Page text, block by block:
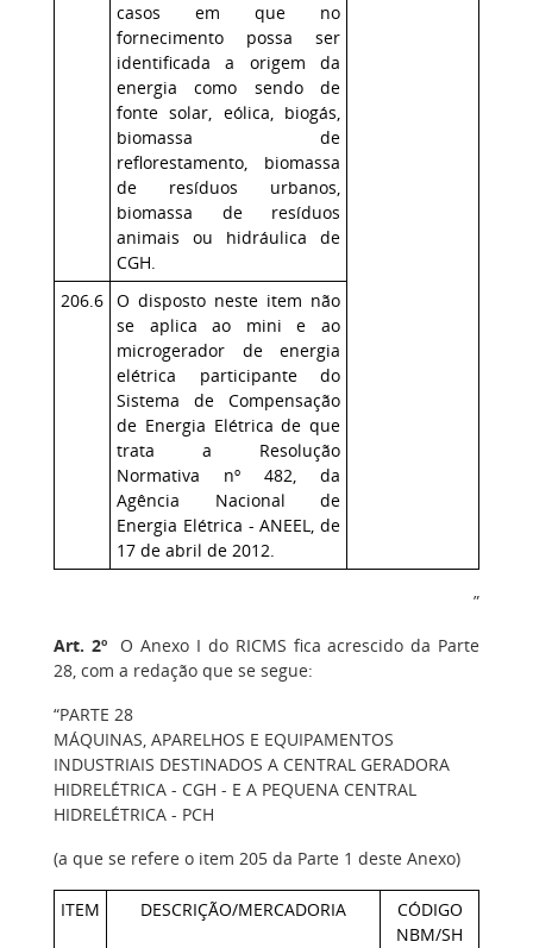
casos em que no
fornecimento possa ser
identificada a origem da
energia como sendo de
fonte solar, eólica, biogás,
biomassa de
reflorestamento, biomassa
de resíduos urbanos,
biomassa de resíduos
animais ou hidráulica de
CGH.
206.6 O disposto neste item não
se aplica ao mini e ao
microgerador de energia
elétrica participante do
Sistema de Compensação
de Energia Elétrica de que
trata a Resolução
Normativa nº 482, da
Agência Nacional de
Energia Elétrica - ANEEL, de
17 de abril de 2012.
”
Art. 2ºO Anexo I do RICMS fica acrescido da Parte
28, com a redação que se segue:
“PARTE 28
MÁQUINAS, APARELHOS E EQUIPAMENTOS
INDUSTRIAIS DESTINADOS A CENTRAL GERADORA
HIDRELÉTRICA - CGH - E A PEQUENA CENTRAL
HIDRELÉTRICA - PCH
(a que se refere o item 205 da Parte 1 deste Anexo)
ITEM DESCRIÇÃO/MERCADORIA
CÓDIGO
NBM/SH